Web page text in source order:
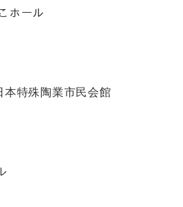
ホール
特殊陶業市民会館